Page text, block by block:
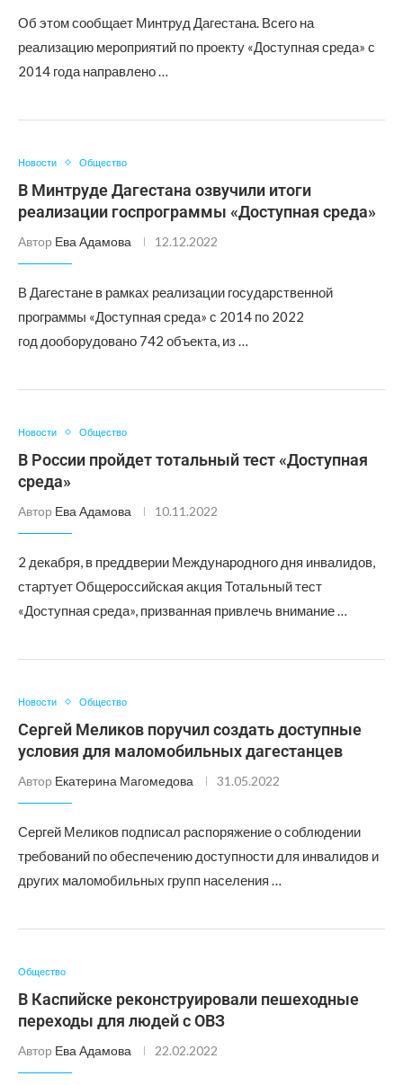
Об этом сообщает Минтруд Дагестана. Всего на
реализацию мероприятий по проекту «Доступная среда» с
2014 года направлено …
Новости Общество
В Минтруде Дагестана озвучили итоги
реализации госпрограммы «Доступная среда»
Автор Ева Адамова 12.12.2022
В Дагестане в рамках реализации государственной
программы «Доступная среда» с 2014 по 2022
год дооборудовано 742 объекта, из …
Новости Общество
В России пройдет тотальный тест «Доступная
среда»
Автор Ева Адамова 10.11.2022
2 декабря, в преддверии Международного дня инвалидов,
стартует Общероссийская акция Тотальный тест
«Доступная среда», призванная привлечь внимание …
Новости Общество
Сергей Меликов поручил создать доступные
условия для маломобильных дагестанцев
Автор Екатерина Магомедова 31.05.2022
Сергей Меликов подписал распоряжение о соблюдении
требований по обеспечению доступности для инвалидов и
других маломобильных групп населения …
Общество
В Каспийске реконструировали пешеходные
переходы для людей с ОВЗ
Автор Ева Адамова 22.02.2022